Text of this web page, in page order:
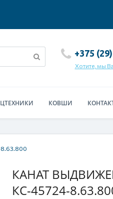
+375
Хотите, мы
КОВШИ
КАНАТ
КС-45724-